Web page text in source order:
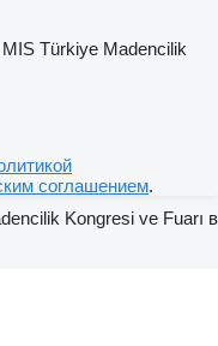
Türkiye Madencilik
соглашением.
Kongresi ve Fuarı в